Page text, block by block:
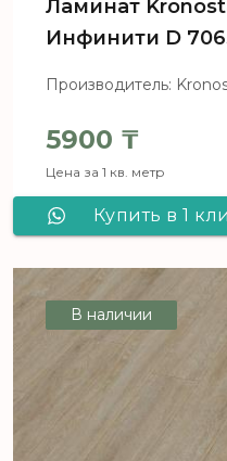
Ламинат
Инфинити D
Производитель:
5900 ₸
Цена за 1 кв. метр
Купить в 1
В наличии